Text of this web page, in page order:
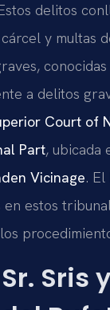
delitos
y multas
a delitos
Court of
Part, ubicada
Vicinage.
en estos
Sris